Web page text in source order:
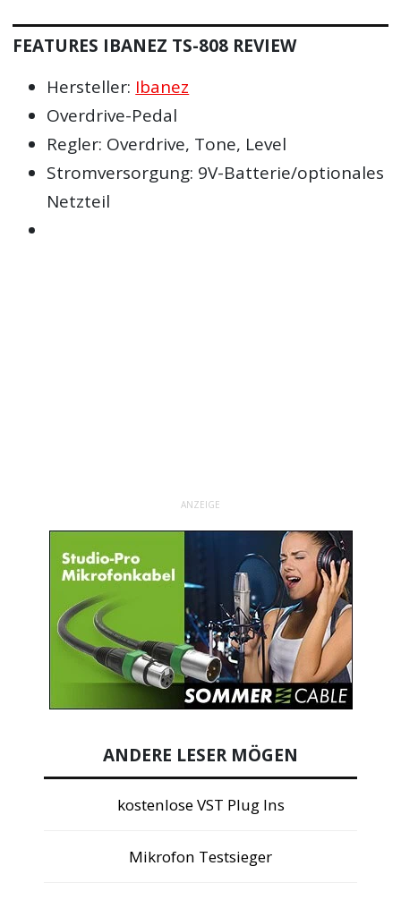
FEATURES IBANEZ TS-808 REVIEW
Hersteller: Ibanez
Overdrive-Pedal
Regler: Overdrive, Tone, Level
Stromversorgung: 9V-Batterie/optionales
Netzteil
ANZEIGE
ANDERE LESER MÖGEN
kostenlose VST Plug Ins
Mikrofon Testsieger